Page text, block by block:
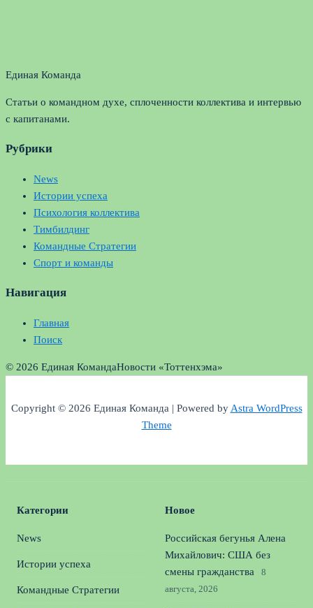
Единая Команда
Статьи о командном духе, сплоченности коллектива и интервью
с капитанами.
Рубрики
News
Истории успеха
Психология коллектива
Тимбилдинг
Командные Стратегии
Спорт и команды
Навигация
Главная
Поиск
© 2026 Единая КомандаНовости «Тоттенхэма»
Copyright © 2026 Единая Команда | Powered byAstra WordPress
Theme
Категории
News
Истории успеха
Командные Стратегии
Новое
Российская бегунья Алена
Михайлович: США без
смены гражданства
8
августа, 2026